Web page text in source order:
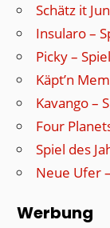
Schätz it
Insularo –
Picky –
Käpt’n
Kavango –
Four
Spiel des
Neue Ufer
Werbung